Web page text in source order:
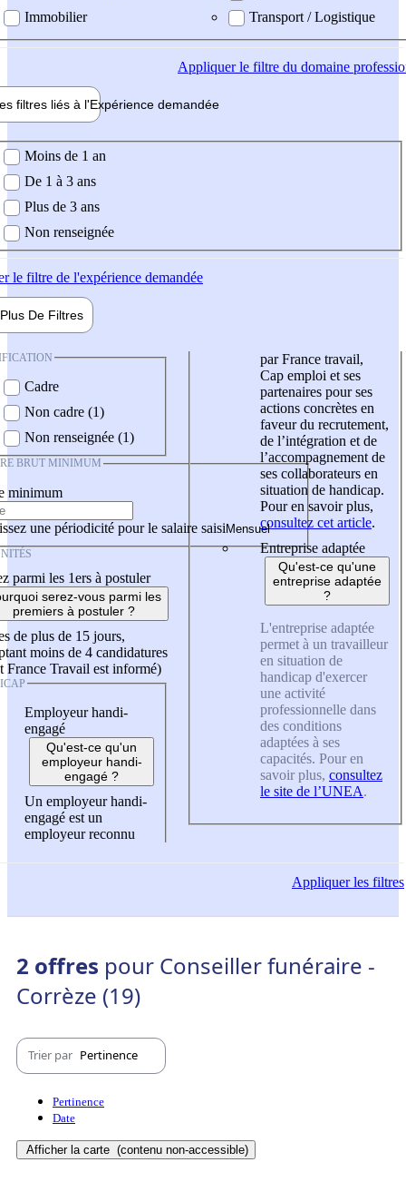
Immobilier
Transport / Logistique
Appliquerle filtre du domaine
filtres liés à l'Expérience demandée
demandée
Moins de 1 an
De 1 à 3 ans
Plus de 3 ans
Non renseignée
le filtre de l'expérience demandée
Plus De Filtres
Cadre
Non cadre (1)
Non renseignée (1)
BRUT MINIMUM
minimum
une périodicité pour le salaire saisi
parmi les 1ers à postuler
serez-vous parmi les
premiers à postuler ?
de plus de 15 jours,
moins de 4 candidatures
France Travail est informé)
Employeur handi-
engagé
Qu'est-ce qu'un
employeur handi-
engagé ?
Un employeur handi-
engagé est un
employeur reconnu
par France travail,
Cap emploi et ses
partenaires pour ses
actions concrètes en
faveur du recrutement,
de l’intégration et de
l’accompagnement de
ses collaborateurs en
situation de handicap.
Pour en savoir plus,
consultez cet article.
Entreprise adaptée
Qu'est-ce qu'une
entreprise adaptée
?
L'entreprise adaptée
permet à un travailleur
en situation de
handicap d'exercer
une activité
professionnelle dans
des conditions
adaptées à ses
capacités. Pour en
savoir plus, consultez
le site de l’UNEA.
Appliquerles filtres
2 offres pour Conseiller funéraire -
Corrèze (19)
Trier par Pertinence
Pertinence
Date
Afficher la carte (contenu non-accessible)